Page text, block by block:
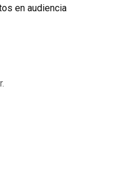
en audiencia